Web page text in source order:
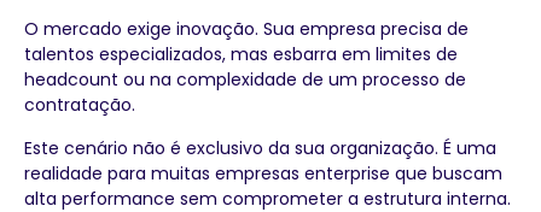
O mercado exige inovação. Sua empresa precisa de
talentos especializados, mas esbarra em limites de
headcount ou na complexidade de um processo de
contratação.
Este cenário não é exclusivo da sua organização. É uma
realidade para muitas empresas enterprise que buscam
alta performance sem comprometer a estrutura interna.